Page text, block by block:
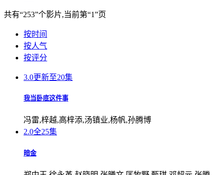
共有“253”个影片,当前第“1”页
按时间
按人气
按评分
3.0更新至20集
我当卧底这件事
冯雷,梓越,高梓添,汤镇业,杨帆,孙腾博
2.0全25集
暗金